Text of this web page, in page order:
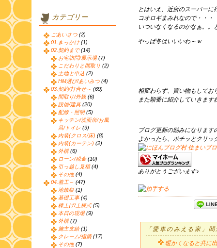
とはいえ、近所のスーパーに
コオロギまみれなので・・・
いついなくなるのかなぁ。。
やっぱ冬はいいいわ～ｗ
相変わらず、買い物もしてお
また順番に紹介していきます
ブログ更新の励みになります
よかったら、ポチッとクリッ
ありがとうございます♪
「愛車のみえる家」
暖かくなると共に
カテゴリー
ごあいさつ (2)
01.きっかけ (1)
02.契約まで(14)
お宅訪問/展示場(7)
こだわりと間取り (2)
土地と申込 (2)
HM選び/あいみつ (4)
03.契約/打合せ～ (69)
間取り/外観 (6)
設備/建具 (20)
配線・照明(5)
キッチン/洗面所/お風
呂/トイレ (9)
内装(クロス/床) (8)
内装(カーテン) (2)
外構(6)
ローン/税金(10)
引っ越し見積(4)
その他 (4)
04.着工～ (47)
地鎮祭 (1)
基礎工事(4)
棟上げ/上棟式(5)
本日の現場(9)
外構(7)
施主支給(1)
クレーム/指摘(17)
その他 (7)